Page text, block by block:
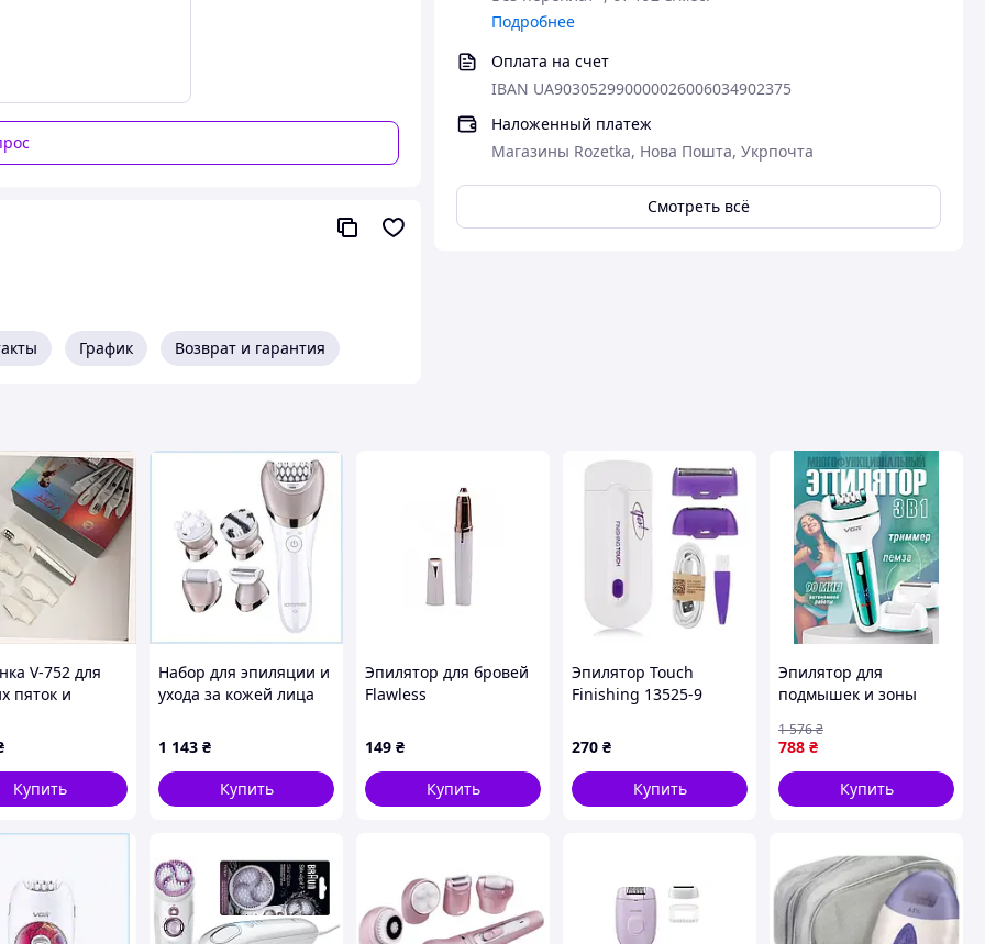
Подробнее
Оплата на счет
IBAN UA903052990000026006034902375
Наложенный платеж
Магазины Rozetka, Нова Пошта, Укрпочта
Смотреть всё
спина и грудь
кожи
График Возврат и гарантия
V-752 для
пяток и
Купить
Набор для эпиляции и
ухода за кожей лица
1 143 ₴
Купить
Эпилятор для бровей
Flawless
149 ₴
Купить
Эпилятор Touch
Finishing 13525-9
270 ₴
Купить
Эпилятор для
подмышек и зоны
для интимной зоны,
Бритва триммер для
интимно Готово к
отправке
788 ₴
1 576₴
Купить